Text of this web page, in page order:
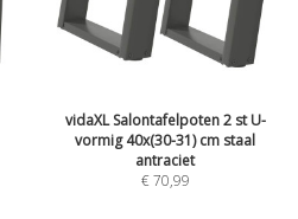
vidaXL Salontafelpoten 2 st U-
vormig 40x(30-31) cm staal
antraciet
€70,99